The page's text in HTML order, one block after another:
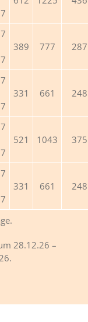
389 777 287
331 661 248
521 1043 375
331 661 248
28.12.26 –